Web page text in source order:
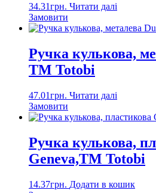
34.31грн. Читати далі
Замовити
Ручка кулькова,
ТМ Totobi
47.01грн. Читати далі
Замовити
Ручка кулькова,
Geneva,TM Totobi
14.37грн. Додати в кошик